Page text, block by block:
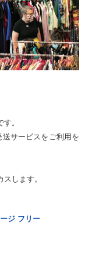
。
サービスをご利用を
します。
ジ フリー